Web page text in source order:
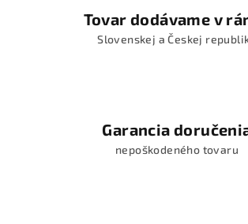
Tovar dodávame v
Slovenskej a Českej
Garancia
nepoškodeného tovaru